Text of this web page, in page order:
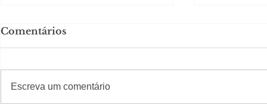
Comentários
Escreva um comentário
#Sugestões